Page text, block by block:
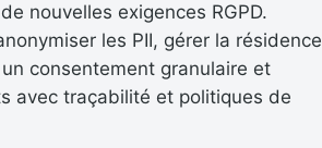
nouvelles exigences RGPD.
les PII, gérer la résidence
consentement granulaire et
avec traçabilité et politiques de